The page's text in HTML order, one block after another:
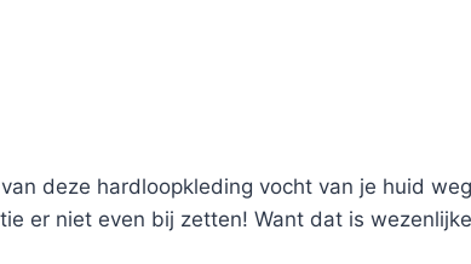
deze hardloopkleding vocht van je huid
er niet even bij zetten! Want dat is